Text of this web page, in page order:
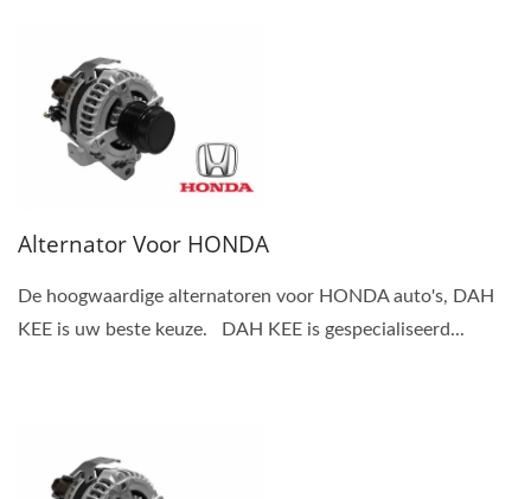
Alternator Voor HONDA
De hoogwaardige alternatoren voor HONDA auto's, DAH
KEE is uw beste keuze. DAH KEE is gespecialiseerd...